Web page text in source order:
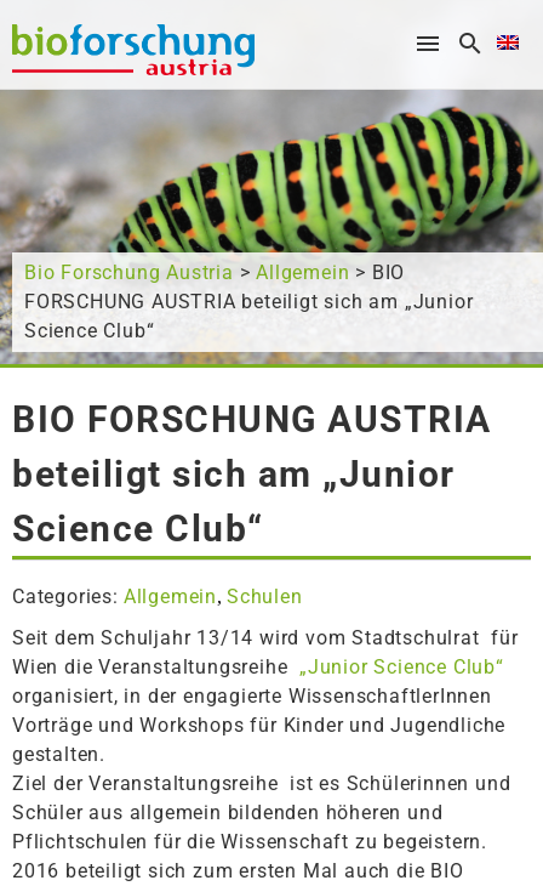
What are you looking for?
Bio Forschung Austria >Allgemein > BIO
FORSCHUNG AUSTRIA beteiligt sich am „Junior
Science Club“
BIO FORSCHUNG AUSTRIA
beteiligt sich am „Junior
Science Club“
Categories: Allgemein,Schulen
Seit dem Schuljahr 13/14 wird vom Stadtschulrat für
Wien die Veranstaltungsreihe „Junior Science Club“
organisiert, in der engagierte WissenschaftlerInnen
Vorträge und Workshops für Kinder und Jugendliche
gestalten.
Ziel der Veranstaltungsreihe ist es Schülerinnen und
Schüler aus allgemein bildenden höheren und
Pflichtschulen für die Wissenschaft zu begeistern.
2016 beteiligt sich zum ersten Mal auch die BIO